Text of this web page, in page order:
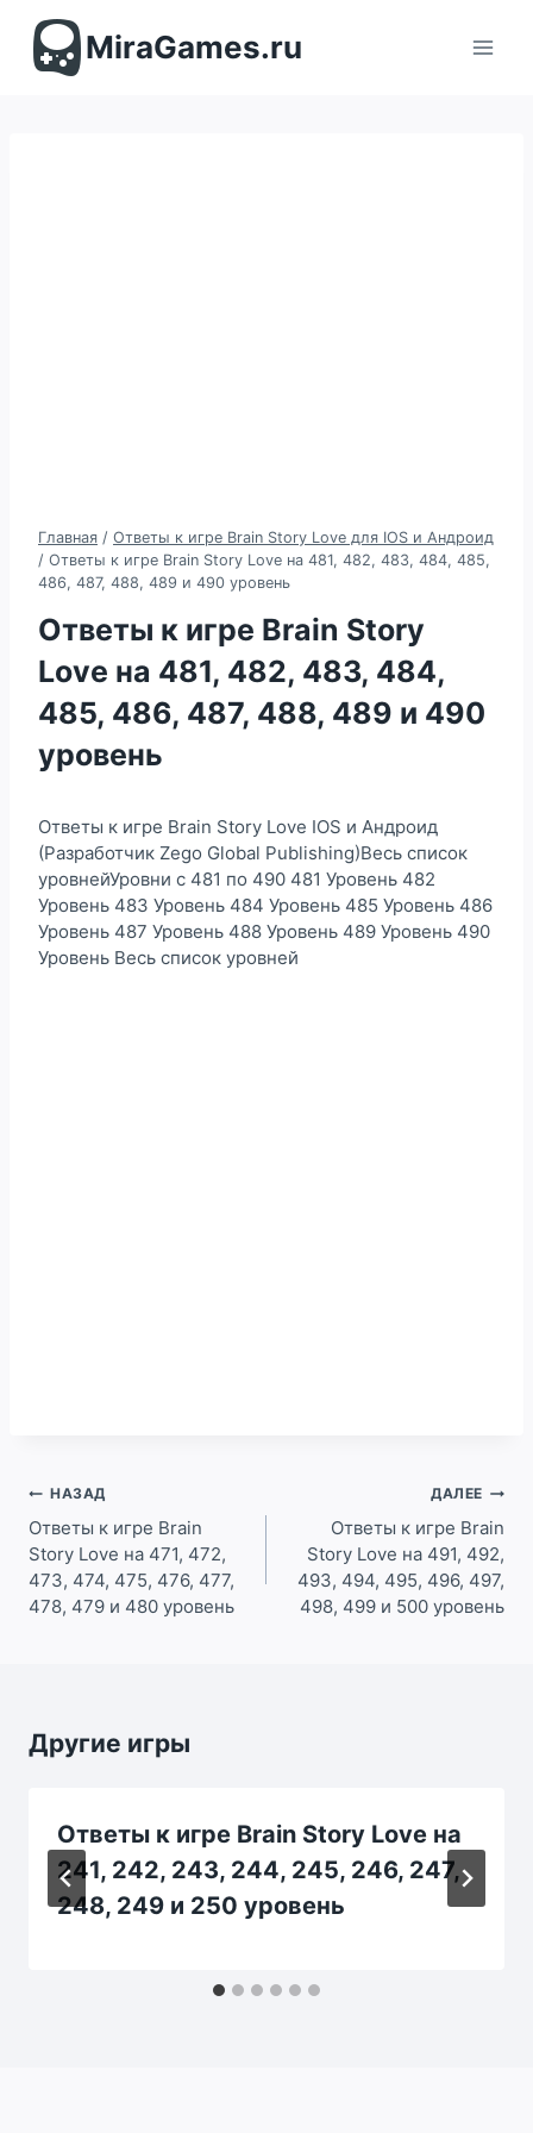
содержимомуMiraGames.ru
Главная / Ответы к игре Brain Story Love для IOS и Андроид
/ Ответы к игре Brain Story Love на 481, 482, 483, 484, 485,
486, 487, 488, 489 и 490 уровень
Ответы к игре Brain Story
Love на 481, 482, 483, 484,
485, 486, 487, 488, 489 и 490
уровень
Ответы к игре Brain Story Love IOS и Андроид
(Разработчик Zego Global Publishing)Весь список
уровнейУровни с 481 по 490 481 Уровень 482
Уровень 483 Уровень 484 Уровень 485 Уровень 486
Уровень 487 Уровень 488 Уровень 489 Уровень 490
Уровень Весь список уровней
Навигация
по
записям
НАЗАД
Ответы к игре Brain
Story Love на 471, 472,
473, 474, 475, 476, 477,
478, 479 и 480 уровень
ДАЛЕЕ
Ответы к игре Brain
Story Love на 491, 492,
493, 494, 495, 496, 497,
498, 499 и 500 уровень
Другие игры
Ответы к игре Brain Story Love на
241, 242, 243, 244, 245, 246, 247,
248, 249 и 250 уровень